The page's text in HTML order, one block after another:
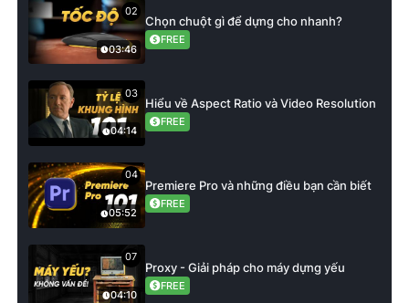
02
03:46
Chọn chuột gì để dựng cho nhanh?
FREE
03
04:14
Hiểu về Aspect Ratio và Video Resolution
FREE
04
05:52
Premiere Pro và những điều bạn cần biết
FREE
07
04:10
Proxy - Giải pháp cho máy dựng yếu
FREE